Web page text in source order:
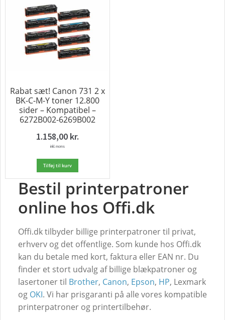
Rabat sæt! Canon 731 2 x
BK-C-M-Y toner 12.800
sider – Kompatibel –
6272B002-6269B002
1.158,00 kr.
inkl. moms
Tilføj til kurv
Bestil printerpatroner
online hos Offi.dk
Offi.dk tilbyder billige printerpatroner til privat,
erhverv og det offentlige. Som kunde hos Offi.dk
kan du betale med kort, faktura eller EAN nr. Du
finder et stort udvalg af billige blækpatroner og
lasertoner til Brother, Canon, Epson, HP, Lexmark
og OKI. Vi har prisgaranti på alle vores kompatible
printerpatroner og printertilbehør.